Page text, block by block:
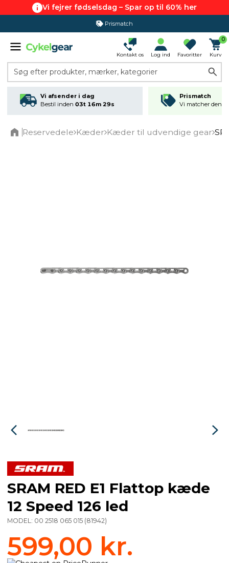
Vi fejrer fødselsdag – Spar op til 60% her
Prismatch
Kontakt os Log ind Favoritter
0
Kurv
Søg efter produkter, mærker, kategorier
Vi afsender i dag
Bestil inden 03t 16m 29s
Prismatch
Vi matcher den
Reservedele Kæder Kæder til udvendige gear
SRAM RED E1 Flattop kæde
12 Speed 126 led
MODEL: 00 2518 065 015 (81942)
599,00 kr.